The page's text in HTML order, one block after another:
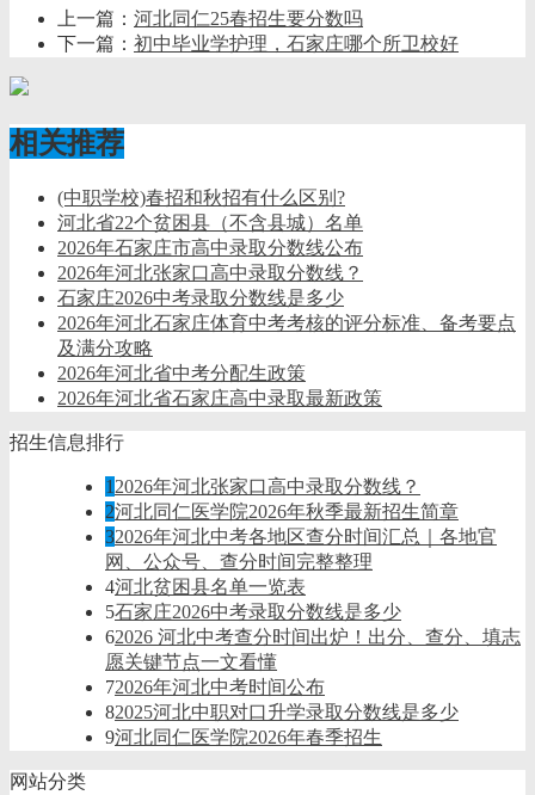
上一篇： 河北同仁25春招生要分数吗
下一篇： 初中毕业学护理，石家庄哪个所卫校好
相关推荐
(中职学校)春招和秋招有什么区别?
河北省22个贫困县（不含县城）名单
2026年石家庄市高中录取分数线公布
2026年河北张家口高中录取分数线？
石家庄2026中考录取分数线是多少
2026年河北石家庄体育中考考核的评分标准、备考要点
及满分攻略
2026年河北省中考分配生政策
2026年河北省石家庄高中录取最新政策
招生信息排行
1 2026年河北张家口高中录取分数线？
2河北同仁医学院2026年秋季最新招生简章
32026年河北中考各地区查分时间汇总｜各地官
网、公众号、查分时间完整整理
4河北贫困县名单一览表
5石家庄2026中考录取分数线是多少
62026 河北中考查分时间出炉！出分、查分、填志
愿关键节点一文看懂
72026年河北中考时间公布
82025河北中职对口升学录取分数线是多少
9河北同仁医学院2026年春季招生
网站分类